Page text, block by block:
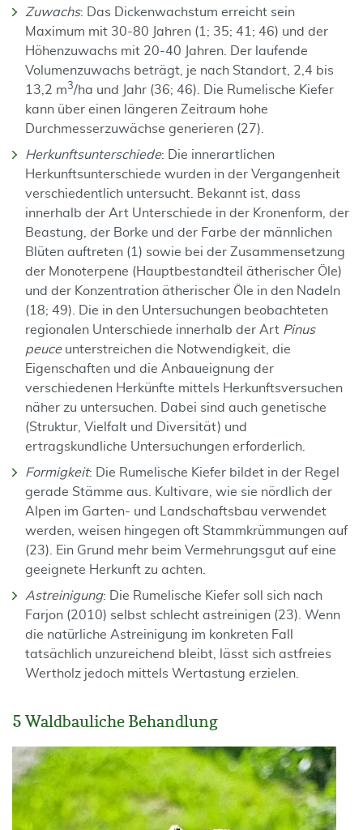
Zuwachs: Das Dickenwachstum erreicht sein
Maximum mit 30-80 Jahren (1; 35; 41; 46) und der
Höhenzuwachs mit 20-40 Jahren. Der laufende
Volumenzuwachs beträgt, je nach Standort, 2,4 bis
13,2 m3/ha und Jahr (36; 46). Die Rumelische Kiefer
kann über einen längeren Zeitraum hohe
Durchmesserzuwächse generieren (27).
Herkunftsunterschiede: Die innerartlichen
Herkunftsunterschiede wurden in der Vergangenheit
verschiedentlich untersucht. Bekannt ist, dass
innerhalb der Art Unterschiede in der Kronenform, der
Beastung, der Borke und der Farbe der männlichen
Blüten auftreten (1) sowie bei der Zusammensetzung
der Monoterpene (Hauptbestandteil ätherischer Öle)
und der Konzentration ätherischer Öle in den Nadeln
(18; 49). Die in den Untersuchungen beobachteten
regionalen Unterschiede innerhalb der Art Pinus
peuceunterstreichen die Notwendigkeit, die
Eigenschaften und die Anbaueignung der
verschiedenen Herkünfte mittels Herkunftsversuchen
näher zu untersuchen. Dabei sind auch genetische
(Struktur, Vielfalt und Diversität) und
ertragskundliche Untersuchungen erforderlich.
Formigkeit: Die Rumelische Kiefer bildet in der Regel
gerade Stämme aus. Kultivare, wie sie nördlich der
Alpen im Garten- und Landschaftsbau verwendet
werden, weisen hingegen oft Stammkrümmungen auf
(23). Ein Grund mehr beim Vermehrungsgut auf eine
geeignete Herkunft zu achten.
Astreinigung: Die Rumelische Kiefer soll sich nach
Farjon (2010) selbst schlecht astreinigen (23). Wenn
die natürliche Astreinigung im konkreten Fall
tatsächlich unzureichend bleibt, lässt sich astfreies
Wertholz jedoch mittels Wertastung erzielen.
5 Waldbauliche Behandlung